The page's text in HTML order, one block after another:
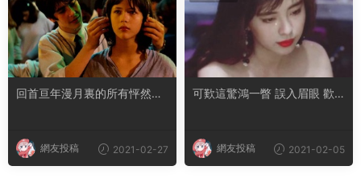
回首亘年漫月裏的所有怦然心
網友投稿 2021-02-27
可歎這驚鴻一瞥 誤入眉眼 歡
網友投稿 2021-02-05